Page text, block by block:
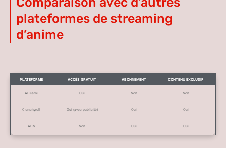
plateformes de streaming
d’anime
PLATEFORME ACCÈS GRATUIT ABONNEMENT CONTENU EXCLUSIF
ADKami Oui Non Non
Crunchyroll Oui (avec publicité) Oui Oui
ADN Non Oui Oui